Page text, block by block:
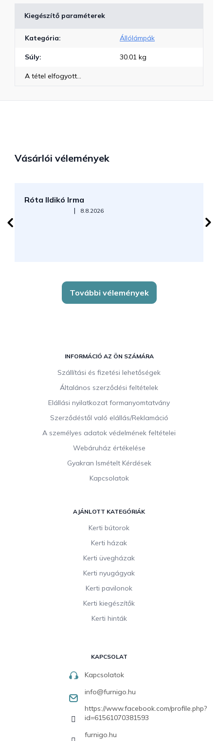
Kiegészítő paraméterek
Kategória: Állólámpák
Súly: 30.01 kg
A tétel elfogyott…
Vásárlói vélemények
Róta Ildikó Irma
Az áruház értékelése 5-ből 5 csillag.
| 8.8.2026
További vélemények
INFORMÁCIÓ AZ ÖN SZÁMÁRA
Szállítási és fizetési lehetőségek
Általános szerződési feltételek
Elállási nyilatkozat formanyomtatvány
Szerződéstől való elállás/Reklamáció
A személyes adatok védelmének feltételei
Webáruház értékelése
Gyakran Ismételt Kérdések
Kapcsolatok
AJÁNLOTT KATEGÓRIÁK
Kerti bútorok
Kerti házak
Kerti üvegházak
Kerti nyugágyak
Kerti pavilonok
Kerti kiegészítők
Kerti hinták
KAPCSOLAT
Kapcsolatok
info@furnigo.hu
https://www.facebook.com/profile.php?
id=61561070381593
furnigo.hu